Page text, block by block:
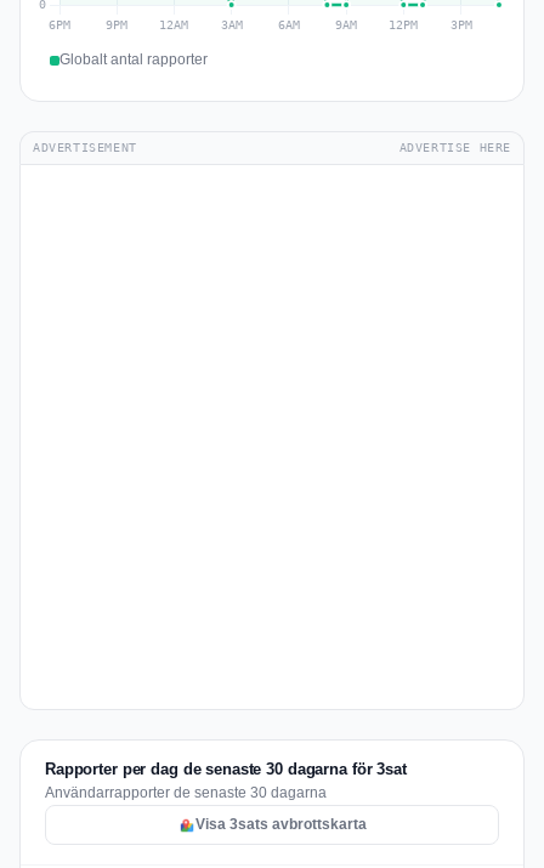
Globalt antal rapporter
ADVERTISEMENT ADVERTISE HERE
Rapporter per dag de senaste 30 dagarna för 3sat
Användarrapporter de senaste 30 dagarna
Visa 3sats avbrottskarta